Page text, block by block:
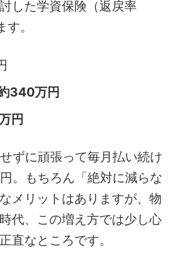
した学資保険（返戻率
。
340万円
円
ずに頑張って毎月払い続け
。もちろん「絶対に減らな
メリットはありますが、物
代、この増え方では少し心
直なところです。